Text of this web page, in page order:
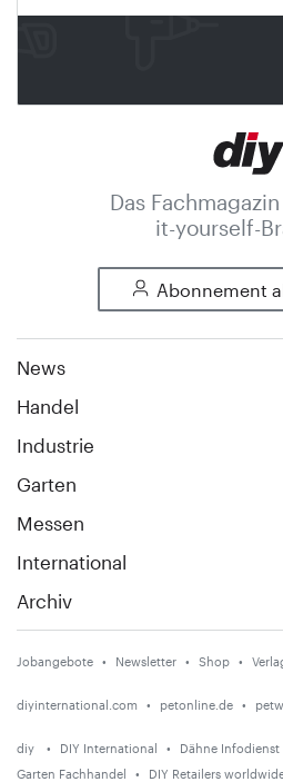
Das
it-yourself-
Abonnement
News
Handel
Industrie
Garten
Messen
International
Archiv
Jobangebote Newsletter Shop
diyinternational.com petonline.de
diy DIY International Dähne Infodienst
Garten Fachhandel
DIY Retailers